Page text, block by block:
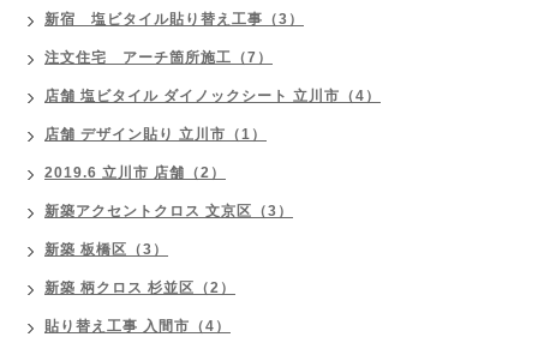
新宿 塩ビタイル貼り替え工事（3）
注文住宅 アーチ箇所施工（7）
店舗 塩ビタイル ダイノックシート 立川市（4）
店舗 デザイン貼り 立川市（1）
2019.6 立川市 店舗（2）
新築アクセントクロス 文京区（3）
新築 板橋区（3）
新築 柄クロス 杉並区（2）
貼り替え工事 入間市（4）